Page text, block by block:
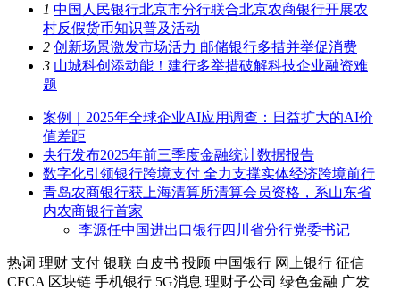
1 中国人民银行北京市分行联合北京农商银行开展农
村反假货币知识普及活动
2 创新场景激发市场活力 邮储银行多措并举促消费
3 山城科创添动能！建行多举措破解科技企业融资难
题
案例｜2025年全球企业AI应用调查：日益扩大的AI价
值差距
央行发布2025年前三季度金融统计数据报告
数字化引领银行跨境支付 全力支撑实体经济跨境前行
青岛农商银行获上海清算所清算会员资格，系山东省
内农商银行首家
李源任中国进出口银行四川省分行党委书记
热词 理财 支付 银联 白皮书 投顾 中国银行 网上银行 征信
CFCA 区块链 手机银行 5G消息 理财子公司 绿色金融 广发